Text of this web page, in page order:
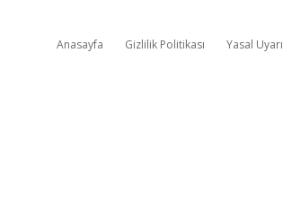
Anasayfa Gizlilik Politikası Yasal Uyarı